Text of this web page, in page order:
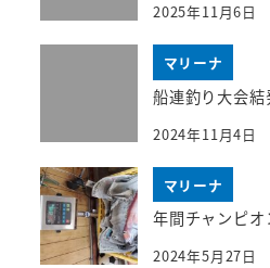
2025年11月6日
マリーナ
船連釣り大会結
2024年11月4日
マリーナ
年間チャンピ
2024年5月27日